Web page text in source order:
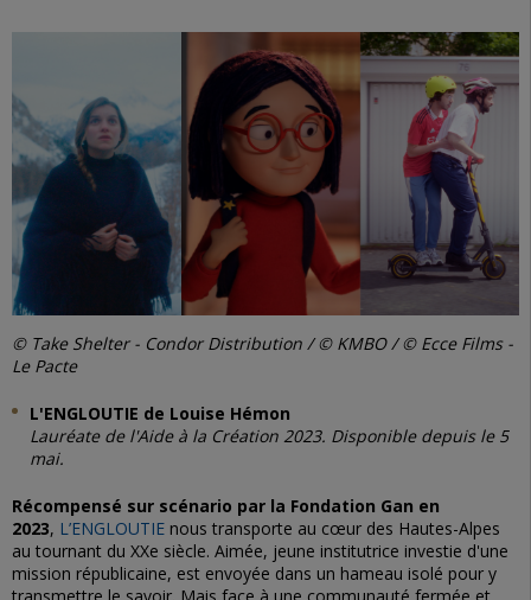
© Take Shelter - Condor Distribution / © KMBO / © Ecce Films -
Le Pacte
L'ENGLOUTIE de Louise Hémon
Lauréate de l'Aide à la Création 2023. Disponible depuis le 5
mai.
Récompensé sur scénario par la Fondation Gan en
2023, L’ENGLOUTIE nous transporte au cœur des Hautes-Alpes
au tournant du XXe siècle. Aimée, jeune institutrice investie d'une
mission républicaine, est envoyée dans un hameau isolé pour y